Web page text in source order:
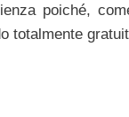
poiché,
totalmente